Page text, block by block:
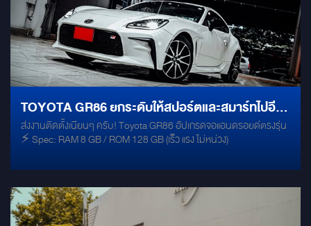
TOYOTA GR86 ยกระดับให้สปอร์ตและสมาร์ทไปอีก
ขั้น: จอแอนดรอยด์สเปกท็อป ตอบโจทย์ทุกการขับขี่
ส่งงานติดตั้งเนียนๆ ครับ! Toyota GR86 อัปเกรดจอแอนดรอยด์ตรงรุ่น
⚡ Spec: RAM 8 GB / ROM 128 GB (เร็ว แรง ไม่หน่วง)